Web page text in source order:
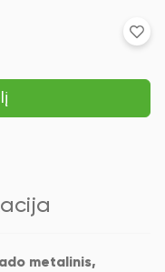
metalinis,